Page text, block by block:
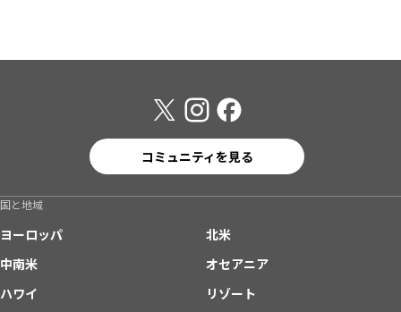
コミュニティを見る
国と地域
ヨーロッパ
北米
中南米
オセアニア
ハワイ
リゾート